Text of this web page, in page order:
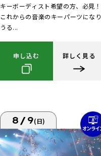
キーボーディスト希望の方、必見！
これからの音楽のキーパーツになり
うる...
申し込む 詳しく見る
8/9(日)